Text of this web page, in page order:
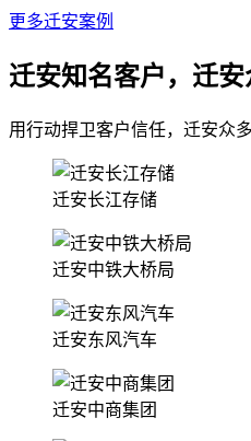
更多迁安案例
迁安知名客户，迁
用行动捍卫客户信任，迁安众
迁安长江存储
迁安中铁大桥局
迁安东风汽车
迁安中商集团